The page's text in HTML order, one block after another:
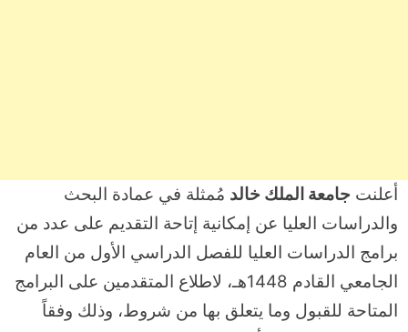
أعلنت جامعة الملك خالد مُمثلة في عمادة البحث
والدراسات العليا عن إمكانية إتاحة التقديم على عدد من
برامج الدراسات العليا للفصل الدراسي الأول من العام
الجامعي القادم 1448هـ، لاطلاع المتقدمين على البرامج
المتاحة للقبول وما يتعلق بها من شروط، وذلك وفقاً